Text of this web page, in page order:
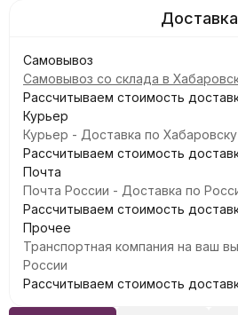
Самовывоз
Самовывоз со склада в
Рассчитываем стоимость
Курьер
Курьер - Доставка по Хабаровску
Рассчитываем стоимость
Почта
Почта России - Доставка по
Рассчитываем стоимость
Прочее
Транспортная компания на ваш
России
Рассчитываем стоимость